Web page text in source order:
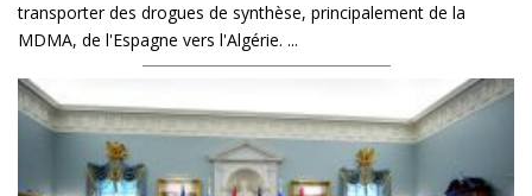
transporter des drogues de synthèse, principalement de la
MDMA, de l'Espagne vers l'Algérie. ...